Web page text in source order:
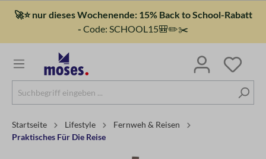
🚀⭐ nur dieses Wochenende: 15% Back to School-Rabatt
- Code: SCHOOL15🎒✏️✂️
Startseite Lifestyle
Fernweh & Reisen
Praktisches Für Die Reise